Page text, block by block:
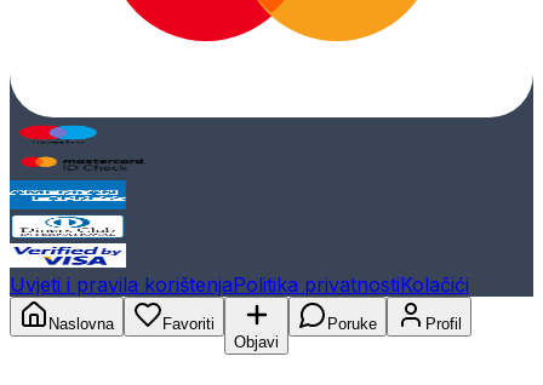
Uvjeti i pravila korištenjaPolitika privatnostiKolačići
Naslovna
Favoriti
Objavi
Poruke Profil